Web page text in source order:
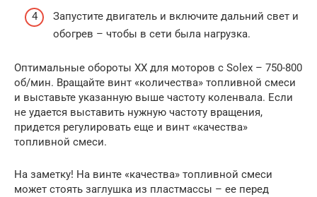
Запустите двигатель и включите дальний свет и
обогрев – чтобы в сети была нагрузка.
Оптимальные обороты ХХ для моторов с Solex – 750-800
об/мин. Вращайте винт «количества» топливной смеси
и выставьте указанную выше частоту коленвала. Если
не удается выставить нужную частоту вращения,
придется регулировать еще и винт «качества»
топливной смеси.
На заметку! На винте «качества» топливной смеси
может стоять заглушка из пластмассы – ее перед